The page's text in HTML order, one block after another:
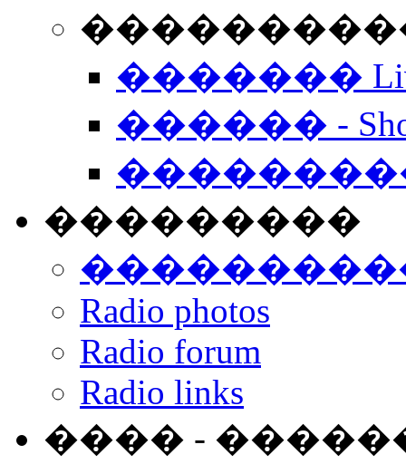
����������
�������
������ -
���������
Radio photos
Radio forum
Radio links
���� -